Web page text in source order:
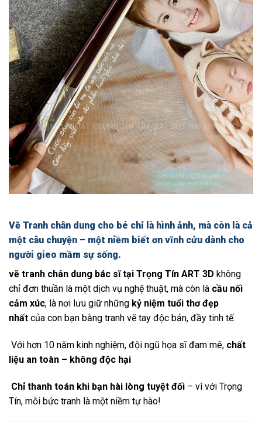
Vẽ Tranh chân dung cho bé chỉ là hình ảnh, mà còn là cả
một câu chuyện – một niềm biết ơn vĩnh cửu dành cho
người gieo mầm sự sống.
vẽ tranh chân dung bác sĩ tại Trọng Tín ART 3D không
chỉ đơn thuần là một dịch vụ nghệ thuật, mà còn là cầu nối
cảm xúc, là nơi lưu giữ những kỷ niệm tuổi thơ đẹp
nhất của con bạn bằng tranh vẽ tay độc bản, đầy tinh tế.
Với hơn 10 năm kinh nghiệm, đội ngũ họa sĩ đam mê, chất
liệu an toàn – không độc hại
Chỉ thanh toán khi bạn hài lòng tuyệt đối – vì với Trọng
Tín, mỗi bức tranh là một niềm tự hào!